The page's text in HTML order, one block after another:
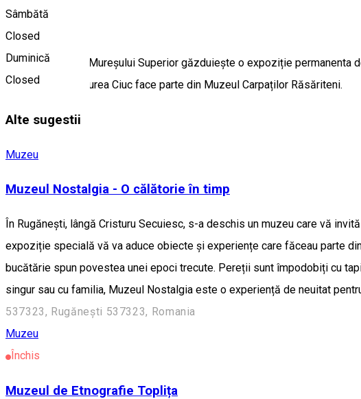
Sâmbătă
Closed
Duminică
Closed
Despre
Muzeul Oltului si Mureșului Superior găzduiește o expoziție
Muzeul din Miercurea Ciuc face parte din Muzeul Carpaților Răsăriteni.
Alte sugestii
Muzeu
Muzeul Nostalgia - O călătorie în timp
În Rugănești, lângă Cristuru Secuiesc, s-a deschis un muzeu care vă
expoziție specială vă va aduce obiecte și experiențe care făceau parte
bucătărie spun povestea unei epoci trecute. Pereții sunt împodobiți cu
singur sau cu familia, Muzeul Nostalgia este o experiență de neuitat
537323, Rugănești 537323, Romania
Muzeu
Închis
Muzeul de Etnografie Toplița